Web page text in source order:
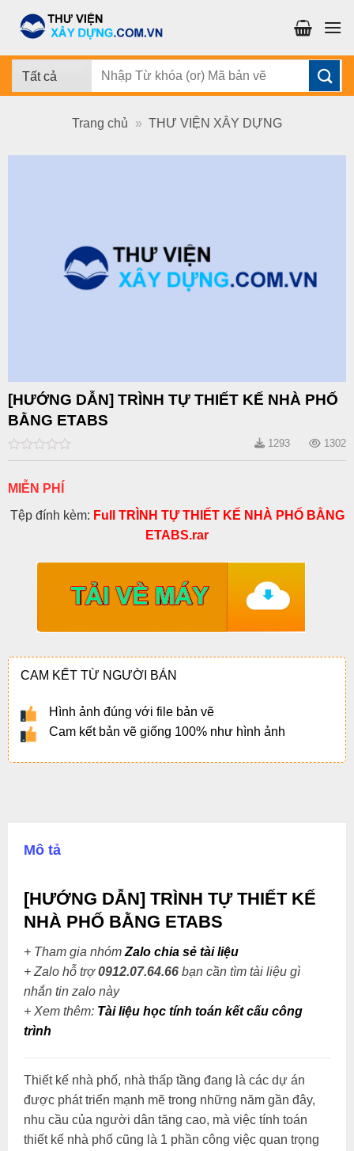
đến
dung
Tìm
Trang chủ » THƯ VIỆN XÂY DỰNG
[HƯỚNG DẪN] TRÌNH TỰ THIẾT KẾ NHÀ PHỐ
BẰNG ETABS
0
of
1293 1302
MIỄN PHÍ
Tệp đính kèm: Full TRÌNH TỰ THIẾT KẾ NHÀ PHỐ BẰNG
ETABS.rar
CAM KẾT TỪ NGƯỜI BÁN
Hình ảnh đúng với file bản vẽ
Cam kết bản vẽ giống 100% như hình ảnh
Mô tả
[HƯỚNG DẪN] TRÌNH TỰ THIẾT KẾ
NHÀ PHỐ BẰNG ETABS
+ Tham gia nhóm Zalo chia sẻ tài liệu
+ Zalo hỗ trợ0912.07.64.66bạn cần tìm tài liệu gì
nhắn tin zalo này
+ Xem thêm: Tài liệu học tính toán kết cấu công
trình
Thiết kế nhà phố, nhà thấp tầng đang là các dự án
được phát triển mạnh mẽ trong những năm gần đây,
nhu cầu của người dân tăng cao, mà việc tính toán
thiết kế nhà phố cũng là 1 phần công việc quan trọng